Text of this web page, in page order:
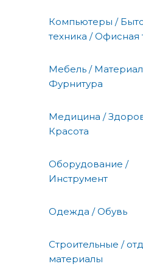
Компьютеры /
техника / Офисная
Мебель /
Фурнитура
Медицина /
Красота
Оборудование /
Инструмент
Одежда / Обувь
Строительные /
материалы